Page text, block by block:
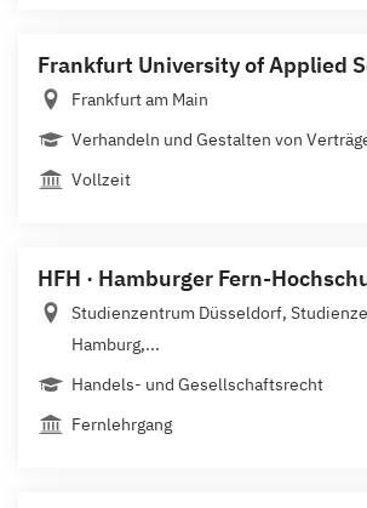
Frankfurt University of Applied
Frankfurt am Main
Verhandeln und Gestalten von
Vollzeit
HFH · Hamburger Fern-
Studienzentrum Düsseldorf,
Hamburg,...
Handels- und Gesellschaftsrecht
Fernlehrgang